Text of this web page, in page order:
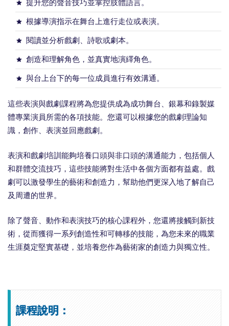
提升您的聲音技巧並掌控肢體語言。
根據導演指示在舞台上進行走位或表演。
閱讀並分析戲劇、詩歌或劇本。
創造和理解角色，並真實地演繹角色。
與台上台下的每一位成員進行有效溝通。
這些表演與戲劇課程將為您提供成為成功舞台、銀幕和錄製媒
體專業演員所需的各項技能。您還可以根據您的戲劇理論知
識，創作、表演並回應戲劇。
表演和戲劇培訓能夠培養口頭與非口頭的溝通能力，包括個人
和群體交流技巧，這些技能將對生活中各個方面都有益處。戲
劇可以激發學生的藝術和創造力，幫助他們更深入地了解自己
及周遭的世界。
除了聲音、動作和表演技巧的核心課程外，您還將接觸到新技
術，從而獲得一系列創造性和可轉移的技能，為您未來的職業
生涯奠定堅實基礎，並培養您作為藝術家的創造力與獨立性。
課程說明：